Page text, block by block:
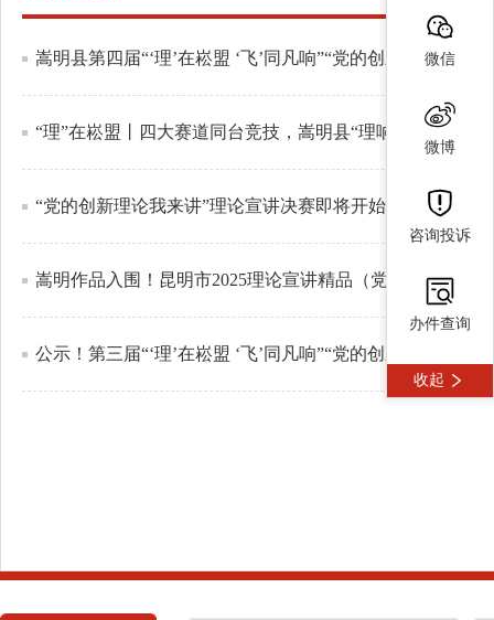
嵩明县第四届“‘理’在崧盟 ‘飞’同凡响”“党的创新理论我来
“理”在崧盟丨四大赛道同台竞技，嵩明县“理响园区”理论
“党的创新理论我来讲”理论宣讲决赛即将开始！入围作品
嵩明作品入围！昆明市2025理论宣讲精品（党课）作品揭晓
公示！第三届“‘理’在崧盟 ‘飞’同凡响”“党的创新理论我来
微信
微博
咨询投诉
办件查询
收起